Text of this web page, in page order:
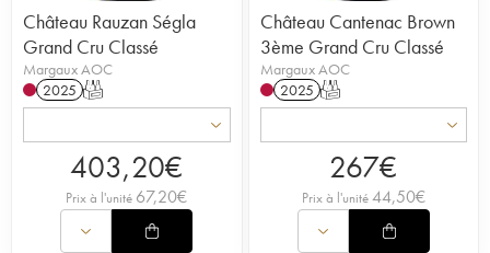
Château Rauzan Ségla
Grand Cru Classé
Margaux AOC
2025 T
403,20€
Prix à l'unité 67,20€
Château Cantenac Brown
3ème Grand Cru Classé
Margaux AOC
2025 T
267€
Prix à l'unité44,50€